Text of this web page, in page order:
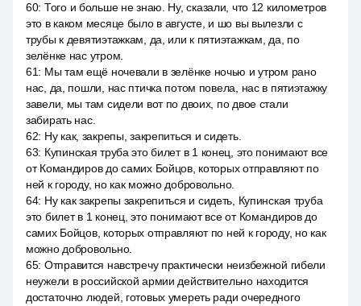
60: Того и больше не знаю. Ну, сказали, что 12 километров
это в каком месяце было в августе, и шо вы вылезли с
трубы к девятиэтажкам, да, или к пятиэтажкам, да, по
зелёнке нас утром.
61: Мы там ещё ночевали в зелёнке ночью и утром рано
нас, да, пошли, нас птичка потом повела, нас в пятиэтажку
завели, мы там сидели вот по двоих, по двое стали
забирать нас.
62: Ну как, закрепы, закрепиться и сидеть.
63: Купинская труба это билет в 1 конец, это понимают все
от Командиров до самих Бойцов, которых отправляют по
ней к городу, но как можно добровольно.
64: Ну как закрепы закрепиться и сидеть, Купинская труба
это билет в 1 конец, это понимают все от Командиров до
самих Бойцов, которых отправляют по ней к городу, но как
можно добровольно.
65: Отправится навстречу практически неизбежной гибели
неужели в российской армии действительно находится
достаточно людей, готовых умереть ради очередного